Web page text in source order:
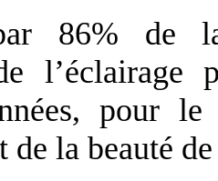
86% de
l’éclairage
pour
la beauté